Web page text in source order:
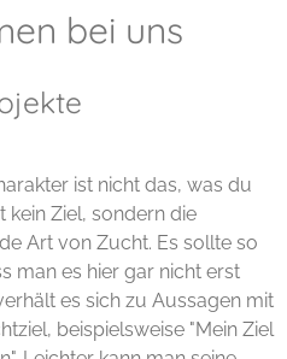
bei uns
ist nicht das, was du
kein Ziel, sondern die
Art von Zucht. Es sollte so
man es hier gar nicht erst
es sich zu Aussagen mit
beispielsweise "Mein Ziel